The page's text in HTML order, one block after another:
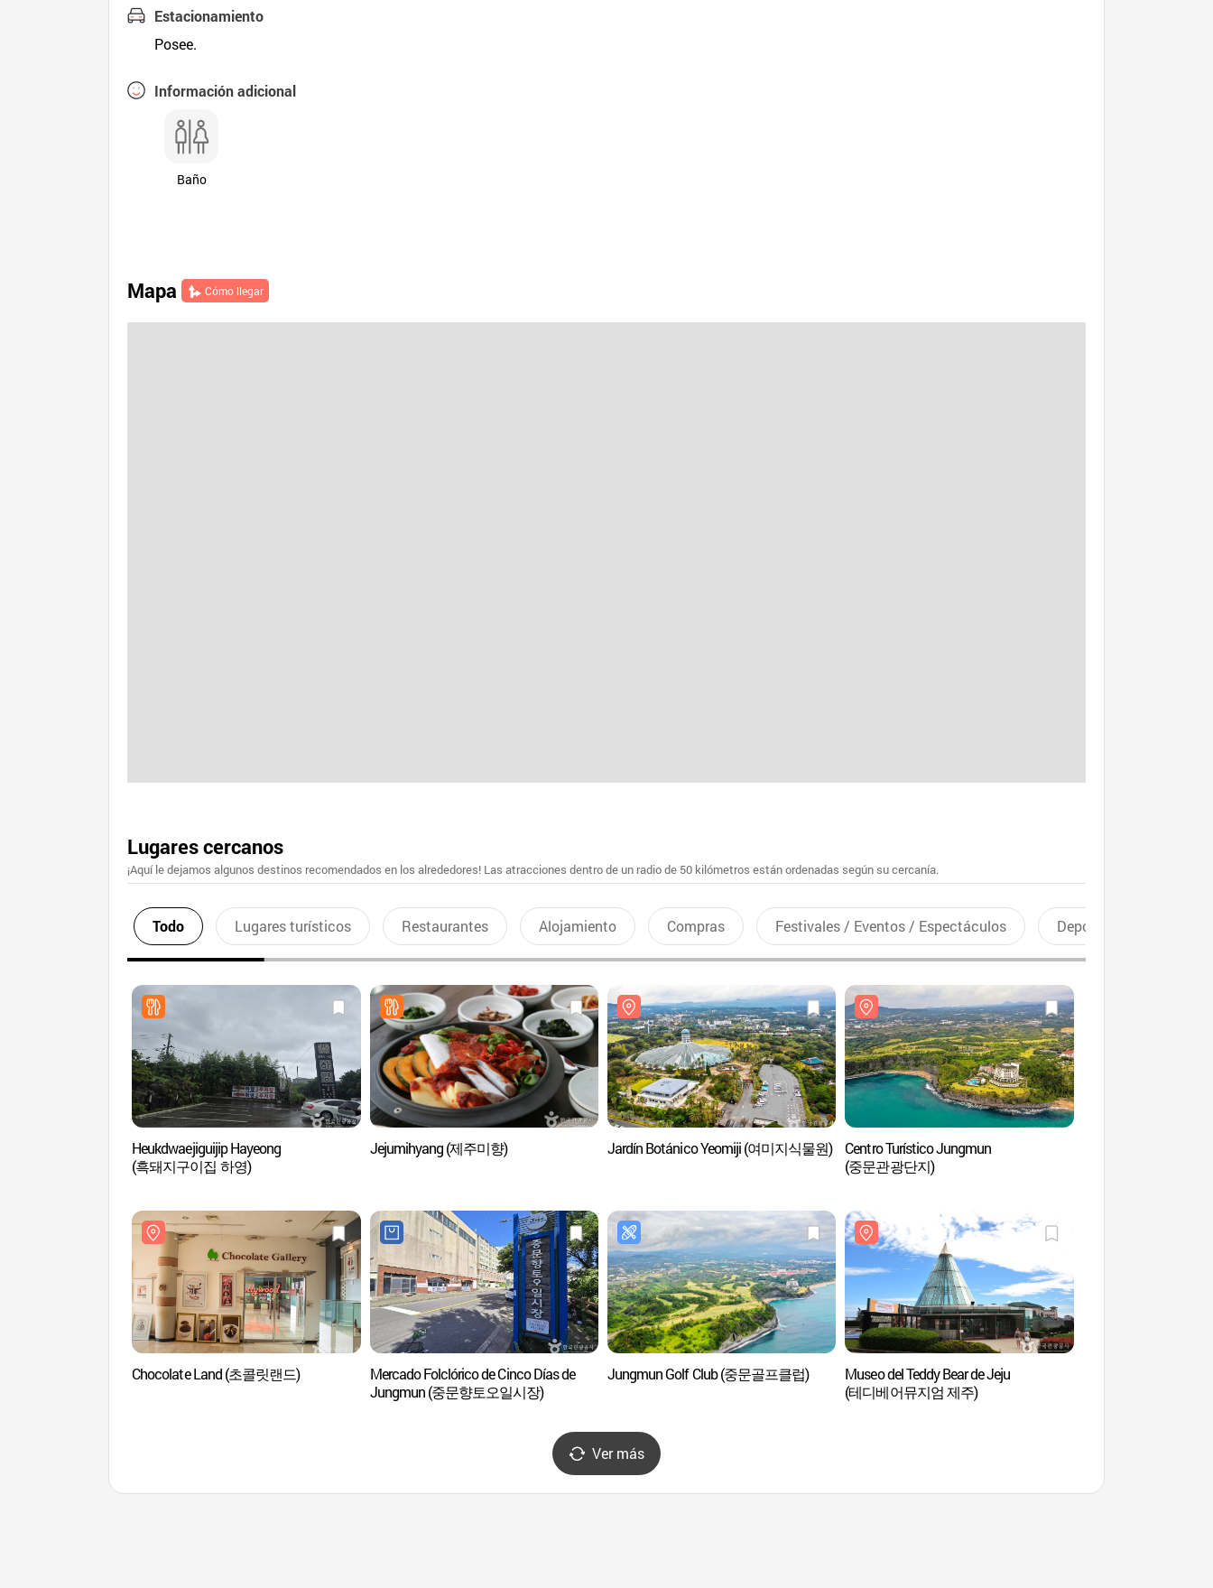
Estacionamiento
Posee.
Información adicional
Baño
Mapa Cómo llegar
Lugares cercanos
¡Aquí le dejamos algunos destinos recomendados en los alrededores! Las atracciones dentro de un radio de 50 kilómetros están ordenadas según su cercanía.
Todo Lugares turísticos Restaurantes Alojamiento Compras Festivales / Eventos / Espectáculos Deportes recreativos
Heukdwaejiguijip Hayeong
(흑돼지구이집 하영)
Jejumihyang (제주미향) Jardín Botánico Yeomiji (여미지식물원)
Centro Turístico Jungmun
(중문관광단지)
Chocolate Land (초콜릿랜드)
Mercado Folclórico de Cinco Días de
Jungmun (중문향토오일시장)
Jungmun Golf Club (중문골프클럽)
Museo del Teddy Bear de Jeju
(테디베어뮤지엄 제주)
Ver más